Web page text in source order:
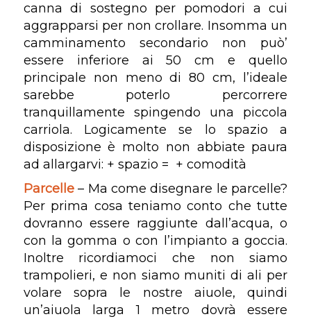
canna di sostegno per pomodori a cui
aggrapparsi per non crollare. Insomma un
camminamento secondario non può’
essere inferiore ai 50 cm e quello
principale non meno di 80 cm, l’ideale
sarebbe poterlo percorrere
tranquillamente spingendo una piccola
carriola. Logicamente se lo spazio a
disposizione è molto non abbiate paura
ad allargarvi: + spazio = + comodità
Parcelle– Ma come disegnare le parcelle?
Per prima cosa teniamo conto che tutte
dovranno essere raggiunte dall’acqua, o
con la gomma o con l’impianto a goccia.
Inoltre ricordiamoci che non siamo
trampolieri, e non siamo muniti di ali per
volare sopra le nostre aiuole, quindi
un’aiuola larga 1 metro dovrà essere